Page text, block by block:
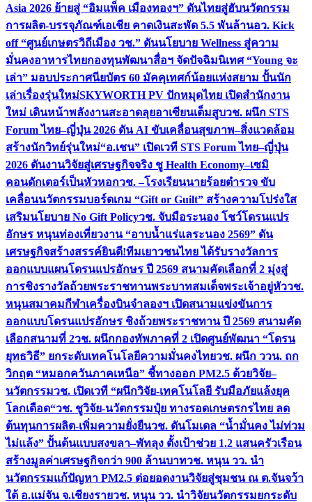
Asia 2026 ย้ายสู่ “อิมแพ็ค เมืองทองฯ” ดันไทยสู่ฮับนวัตกรรม
การผลิต-บรรจุภัณฑ์เอเชีย คาดเงินสะพัด 5.5 พันล้านอว. Kick
off “ศูนย์เกษตรวิถีเมือง วช.” ดันนโยบาย Wellness สู่ความ
มั่นคงอาหารไทยกองทุนพัฒนาสื่อฯ จัดปัจฉิมนิเทศ “Young จะ
เล่า” มอบประกาศนียบัตร 60 มัคคุเทศก์น้อยแห่งสยาม ปั้นนัก
เล่าเรื่องรุ่นใหม่SKYWORTH PV ปักหมุดไทย เปิดสำนักงาน
ใหม่ เดินหน้าพลังงานสะอาดลุยอาเซียนเต็มสูบวช. ผนึก STS
Forum ไทย–ญี่ปุ่น 2026 ดัน AI ขับเคลื่อนสุขภาพ–สิ่งแวดล้อม
สร้างนักวิทย์รุ่นใหม่“อ.เชน” เปิดเวที STS Forum ไทย–ญี่ปุ่น
2026 ดันงานวิจัยสู่เศรษฐกิจจริง ชู Health Economy–เซมิ
คอนดักเตอร์เป็นหัวหอกวช. –โรงเรียนนายร้อยตำรวจ ขับ
เคลื่อนนวัตกรรมบอร์ดเกม “Gift or Guilt” สร้างความโปร่งใส
เสริมนโยบาย No Gift Policyวช. จับมือระนอง โชว์โดรนแปร
อักษร หนุนท่องเที่ยวงาน “อาบน้ำแร่แลระนอง 2569” ดัน
เศรษฐกิจสร้างสรรค์ยินดี!ทีมเยาวชนไทย ได้รับรางวัลการ
ออกแบบแผนโดรนแปรอักษร ปี 2569 สนามคัดเลือกที่ 2 มุ่งสู่
การชิงรางวัลถ้วยพระราชทานพระบาทสมเด็จพระเจ้าอยู่หัววช.
หนุนสมาคมกีฬาเครื่องบินจำลองฯ เปิดสนามแข่งขันการ
ออกแบบโดรนแปรอักษร ชิงถ้วยพระราชทาน ปี 2569 สนามคัด
เลือกสนามที่ 2วช. ผนึกกองทัพภาคที่ 2 เปิดศูนย์พัฒนา “โดรน
ยุทธวิธี” ยกระดับเทคโนโลยีความมั่นคงไทยวช. ผนึก ววน. ถก
วิกฤต “หมอกควันภาคเหนือ” ชี้ทางออก PM2.5 ด้วยวิจัย–
นวัตกรรมวช. เปิดเวที “ผนึกวิจัย-เทคโนโลยี รับมือภัยแล้งยุค
โลกเดือด“วช. ชูวิจัย-นวัตกรรมปุ๋ย ทางรอดเกษตรกรไทย ลด
ต้นทุนการผลิต-เพิ่มความยั่งยืนวช. ดันโมเดล “น้ำมั่นคง ไม่ท่วม
ไม่แล้ง” ปั้นต้นแบบสงขลา–พัทลุง ตั้งเป้าช่วย 1.2 แสนครัวเรือน
สร้างมูลค่าเศรษฐกิจกว่า 900 ล้านบาทวช. หนุน วว. นำ
นวัตกรรมแก้ปัญหา PM2.5 ต่อยอดงานวิจัยสู่ชุมชน ณ ต.จันจว้า
ใต้ อ.แม่จัน จ.เชียงรายวช. หนุน วว. นำวิจัยนวัตกรรมยกระดับ